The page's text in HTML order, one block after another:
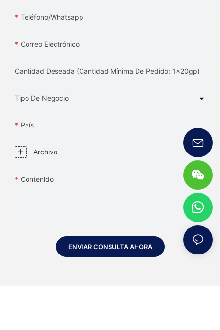
Teléfono/whatsapp
Correo Electrónico
Cantidad Deseada (Cantidad Mínima De Pedido: 1x20gp)
Tipo De Negocio
País
Archivo
Contenido
ENVIAR CONSULTA AHORA